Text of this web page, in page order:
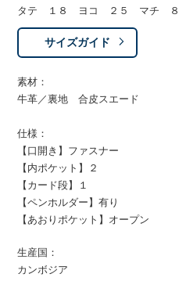
タテ １８ ヨコ ２５ マチ ８
サイズガイド
素材：
牛革／裏地 合皮スエード
仕様：
【口開き】ファスナー
【内ポケット】２
【カード段】１
【ペンホルダー】有り
【あおりポケット】オープン
生産国：
カンボジア